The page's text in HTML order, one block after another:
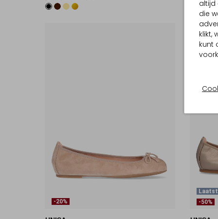
altijd
die
klikt,
kunt
-20%
-50%